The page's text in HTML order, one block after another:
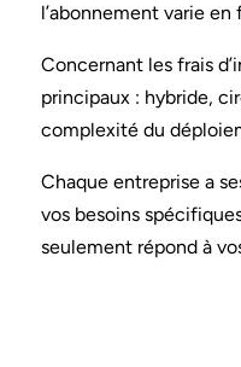
l’abonnement varie
Concernant les frais
principaux : hybride,
complexité du
Chaque entreprise a
vos besoins
seulement répond à